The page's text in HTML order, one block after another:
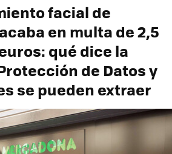
facial de
en multa de 2,5
qué dice la
de Datos y
se pueden extraer